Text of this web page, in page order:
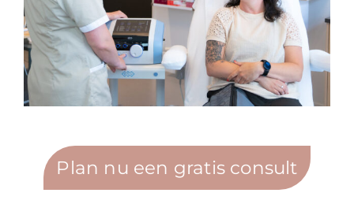
Plan nu een gratis consult